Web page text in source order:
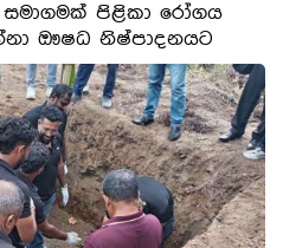
සමාගමක් පිළිකා රෝගය
ඖෂධ නිෂ්පාදනයට